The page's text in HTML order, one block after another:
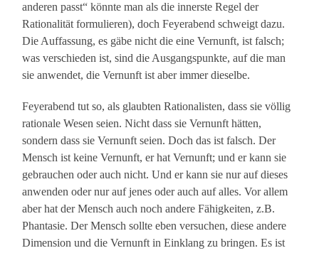
anderen passt“ könnte man als die innerste Regel der
Rationalität formulieren), doch Feyerabend schweigt dazu.
Die Auffassung, es gäbe nicht die eine Vernunft, ist falsch;
was verschieden ist, sind die Ausgangspunkte, auf die man
sie anwendet, die Vernunft ist aber immer dieselbe.
Feyerabend tut so, als glaubten Rationalisten, dass sie völlig
rationale Wesen seien. Nicht dass sie Vernunft hätten,
sondern dass sie Vernunft seien. Doch das ist falsch. Der
Mensch ist keine Vernunft, er hat Vernunft; und er kann sie
gebrauchen oder auch nicht. Und er kann sie nur auf dieses
anwenden oder nur auf jenes oder auch auf alles. Vor allem
aber hat der Mensch auch noch andere Fähigkeiten, z.B.
Phantasie. Der Mensch sollte eben versuchen, diese andere
Dimension und die Vernunft in Einklang zu bringen. Es ist